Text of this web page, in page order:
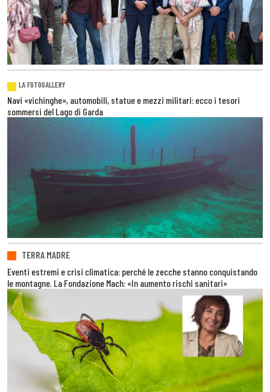
LA FOTOGALLERY
Navi «vichinghe», automobili, statue e mezzi militari: ecco i tesori
sommersi del Lago di Garda
TERRA MADRE
Eventi estremi e crisi climatica: perché le zecche stanno conquistando
le montagne. La Fondazione Mach: «In aumento rischi sanitari»